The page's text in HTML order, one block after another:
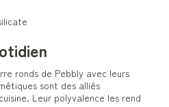
ronds de Pebbly avec leurs
sont des alliés
Leur polyvalence les rend